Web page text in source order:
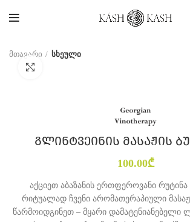
მთავარი სხეული
გლინტვეინის მასაჟის
100.00₾
აქციეთ აბაზანის ერთფეროვანი
რიტუალად ჩვენი არომათერაპიული
წარმოიდგინეთ – მყარი დამატენიანებელი